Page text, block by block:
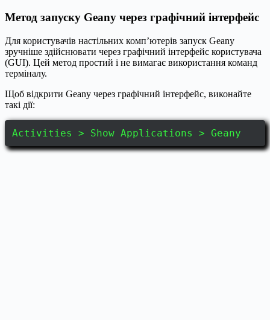
Метод запуску Geany через графічний інтерфейс
Для користувачів настільних комп’ютерів запуск Geany
зручніше здійснювати через графічний інтерфейс користувача
(GUI). Цей метод простий і не вимагає використання команд
терміналу.
Щоб відкрити Geany через графічний інтерфейс, виконайте
такі дії:
Activities > Show Applications > Geany